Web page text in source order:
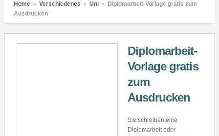
Home » Verschiedenes » Uni » Diplomarbeit-Vorlage gratis zum
Ausdrucken
Diplomarbeit-
Vorlage gratis
zum
Ausdrucken
Sie schreiben eine
Diplomarbeit oder